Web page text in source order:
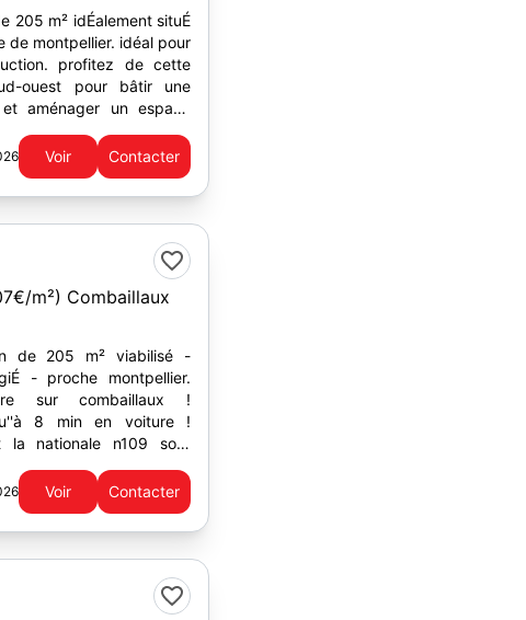
205 m² idÉalement situÉ
idéal pour
profitez de cette
ouest pour bâtir une
aménager un espace
Voir Contacter
m²) Combaillaux
de 205 m² viabilisé -
- proche montpellier.
sur combaillaux !
8 min en voiture !
la nationale n109 sont
Voir Contacter